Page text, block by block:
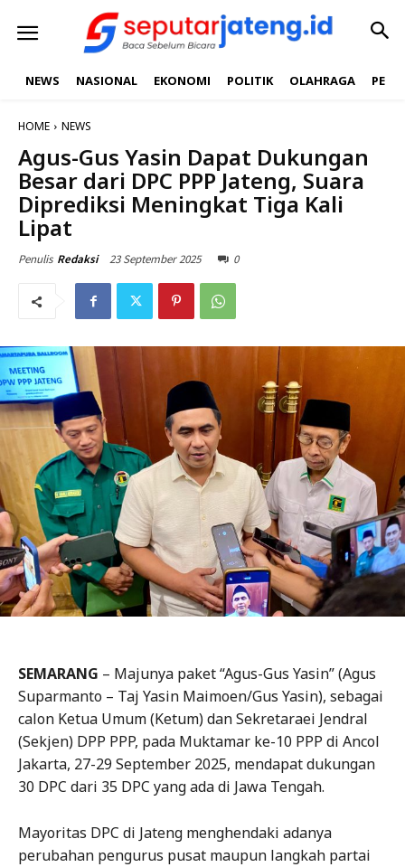
NEWS NASIONAL EKONOMI POLITIK OLAHRAGA
HOME NEWS
Agus-Gus Yasin Dapat Dukungan
Besar dari DPC PPP Jateng, Suara
Diprediksi Meningkat Tiga Kali
Lipat
Penulis Redaksi 23 September 2025 0
SEMARANG – Majunya paket “Agus-Gus Yasin” (Agus
Suparmanto – Taj Yasin Maimoen/Gus Yasin), sebagai
calon Ketua Umum (Ketum) dan Sekretaraei Jendral
(Sekjen) DPP PPP, pada Muktamar ke-10 PPP di Ancol
Jakarta, 27-29 September 2025, mendapat dukungan
30 DPC dari 35 DPC yang ada di Jawa Tengah.
Mayoritas DPC di Jateng menghendaki adanya
perubahan pengurus pusat maupun langkah partai